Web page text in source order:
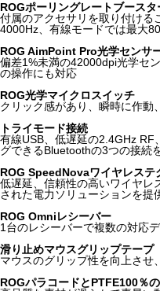
ROGポーリングレートブースタ
付属のアクセサリを取り付ける
4000Hz、有線モードでは最大
ROG AimPoint Pro光学センサ
偏差1%未満の42000dpi光学セ
の操作にも対応
ROG光学マイクロスイッチ
クリック感があり、瞬時に作動
トライモード接続
有線USB、低遅延の2.4GHz RF
グできるBluetoothの3つの接続
ROG SpeedNovaワイヤレステ
低遅延、信頼性の高いワイヤレ
された電力ソリューションを提
ROG Omniレシーバー
1台のレシーバーで複数の対応
滑り止めマウスグリップテープ
マウスのグリップ性を向上させ
ROGパラコードとPTFE100％